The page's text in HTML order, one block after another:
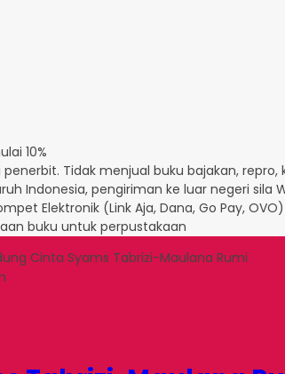
10%
Tidak menjual buku bajakan, repro,
Indonesia, pengiriman ke luar negeri sila
Elektronik (Link Aja, Dana, Go Pay, OVO)
buku untuk perpustakaan
Cinta Syams Tabrizi-Maulana Rumi